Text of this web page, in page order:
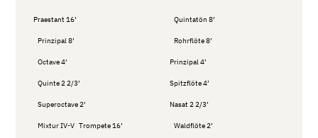
Praestant 16’
Prinzipal 8’
Octave 4’
Quinte 2 2/3’
Superoctave 2’
Mixtur IV-V Trompete 16’
Quintatön 8’
Rohrflöte 8’
Prinzipal 4’
Spitzflöte 4’
Nasat 2 2/3’
Waldflöte 2’